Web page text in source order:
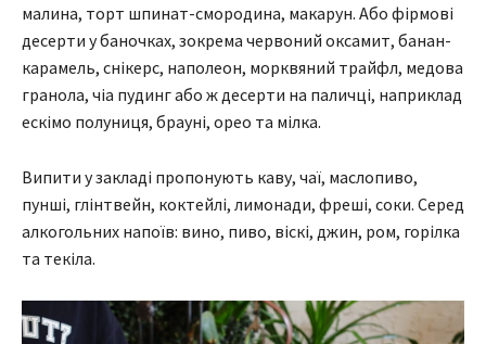
малина, торт шпинат-смородина, макарун. Або фірмові
десерти у баночках, зокрема червоний оксамит, банан-
карамель, снікерс, наполеон, морквяний трайфл, медова
гранола, чіа пудинг або ж десерти на паличці, наприклад
ескімо полуниця, брауні, орео та мілка.
Випити у закладі пропонують каву, чаї, маслопиво,
пунші, глінтвейн, коктейлі, лимонади, фреші, соки. Серед
алкогольних напоїв: вино, пиво, віскі, джин, ром, горілка
та текіла.